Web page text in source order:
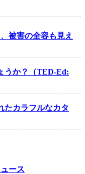
被害の全容も見え
うか？（TED-Ed:
たカラフルなカタ
ース